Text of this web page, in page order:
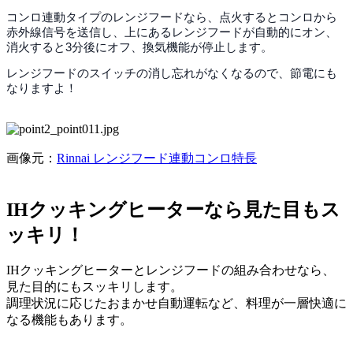
コンロ連動タイプのレンジフードなら、点火するとコンロから
赤外線信号を送信し、上にあるレンジフードが自動的にオン、
消火すると3分後にオフ、換気機能が停止します。
レンジフードのスイッチの消し忘れがなくなるので、節電にも
なりますよ！
画像元： Rinnai レンジフード連動コンロ特長
IHクッキングヒーターなら見た目もス
ッキリ！
IHクッキングヒーターとレンジフードの組み合わせなら、
見た目的にもスッキリします。
調理状況に応じたおまかせ自動運転など、料理が一層快適に
なる機能もあります。